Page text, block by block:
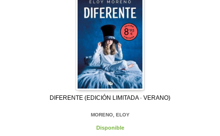
DIFERENTE (EDICIÓN LIMITADA · VERANO)
MORENO, ELOY
Disponible